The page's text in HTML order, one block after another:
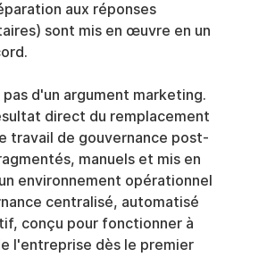
aux réponses
sont mis en œuvre en un
pas d'un argument marketing.
direct du remplacement
travail de gouvernance post-
manuels et mis en
environnement opérationnel
centralisé, automatisé
conçu pour fonctionner à
l'entreprise dès le premier